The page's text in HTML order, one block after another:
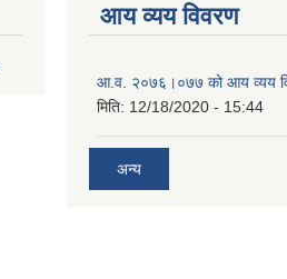
आय व्यय विवरण
आ.व. २०७६।०७७ को आय व्यय
मिति: 12/18/2020 - 15:44
अन्य